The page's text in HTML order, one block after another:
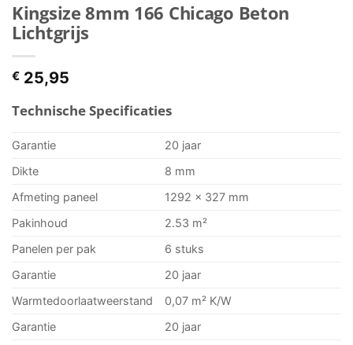
Kingsize 8mm 166 Chicago Beton
Lichtgrijs
€ 25,95
Technische Specificaties
Garantie
20 jaar
Dikte
8 mm
Afmeting paneel
1292 x 327 mm
Pakinhoud
2.53 m²
Panelen per pak
6 stuks
Garantie
20 jaar
Warmtedoorlaatweerstand
0,07 m² K/W
Garantie
20 jaar